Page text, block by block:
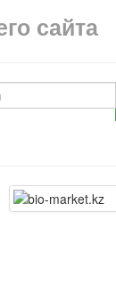
сайта